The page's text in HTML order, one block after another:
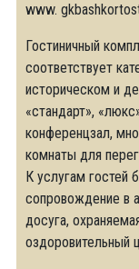
www.
Гостиничный
соответствует
историческом и
«стандарт»,
конференцзал,
комнаты для
К услугам гостей
сопровождение в
досуга,
оздоровительный